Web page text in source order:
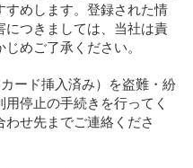
すめします。登録された情
につきましては、当社は責
めご了承ください。
ード挿入済み）を盗難・紛
停止の手続きを行ってく
せ先までご連絡くださ